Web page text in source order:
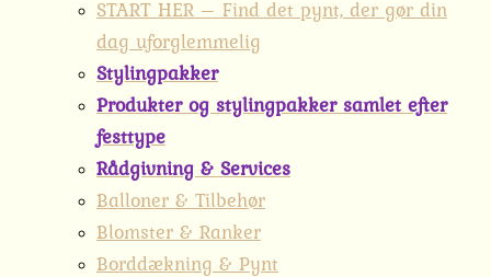
START HER – Find det pynt, der gør din
dag uforglemmelig
Stylingpakker
Produkter og stylingpakker samlet efter
festtype
Rådgivning & Services
Balloner & Tilbehør
Blomster & Ranker
Borddækning & Pynt